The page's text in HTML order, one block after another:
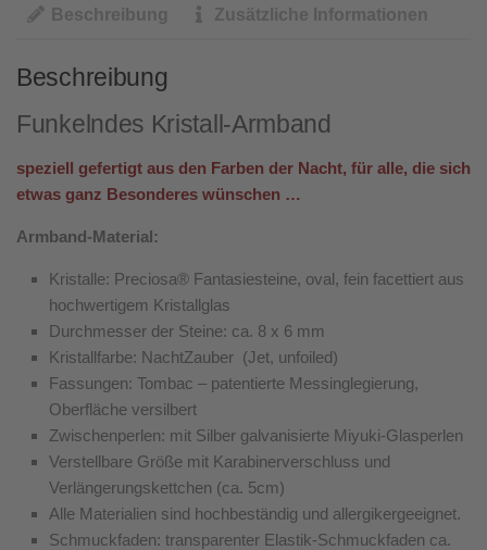
Beschreibung Zusätzliche Informationen
Beschreibung
Funkelndes Kristall-Armband
speziell gefertigt aus den Farben der Nacht, für alle, die sich
etwas ganz Besonderes wünschen …
Armband-Material:
Kristalle: Preciosa® Fantasiesteine, oval, fein facettiert aus
hochwertigem Kristallglas
Durchmesser der Steine: ca. 8 x 6 mm
Kristallfarbe: NachtZauber (Jet, unfoiled)
Fassungen: Tombac – patentierte Messinglegierung,
Oberfläche versilbert
Zwischenperlen: mit Silber galvanisierte Miyuki-Glasperlen
Verstellbare Größe mit Karabinerverschluss und
Verlängerungskettchen (ca. 5cm)
Alle Materialien sind hochbeständig und allergikergeeignet.
Schmuckfaden: transparenter Elastik-Schmuckfaden ca.